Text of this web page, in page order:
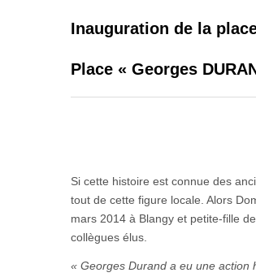
Inauguration de la
Place « Georges
Si cette histoire est connue des
tout de cette figure locale. Alors
mars 2014 à Blangy et petite-fille
collègues élus.
« Georges Durand a eu une